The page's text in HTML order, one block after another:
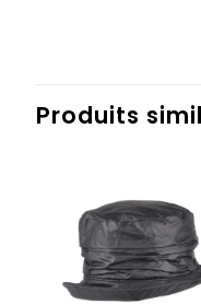
Produits